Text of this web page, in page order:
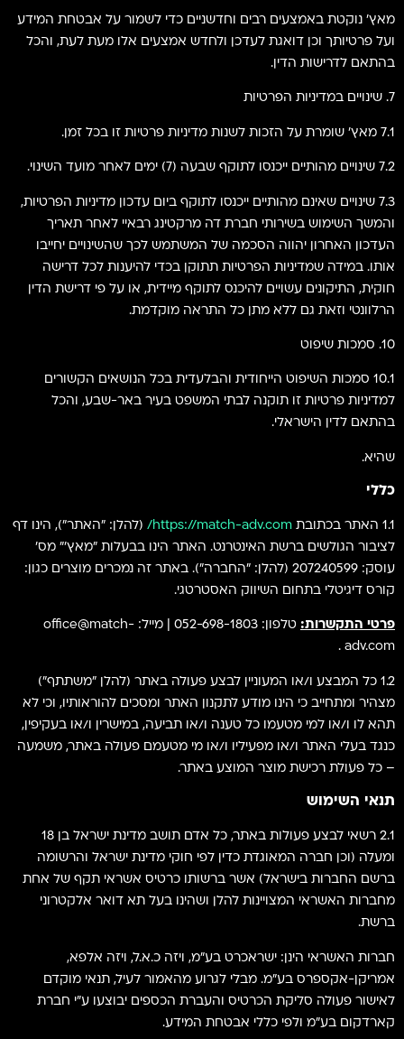
מאץ' נוקטת באמצעים רבים וחדשניים כדי לשמור על אבטחת המידע
ועל פרטיותך וכן דואגת לעדכן ולחדש אמצעים אלו מעת לעת, והכל
בהתאם לדרישות הדין.
7. שינויים במדיניות הפרטיות
7.1 מאץ' שומרת על הזכות לשנות מדיניות פרטיות זו בכל זמן.
7.2 שינויים מהותיים ייכנסו לתוקף שבעה (7) ימים לאחר מועד השינוי.
7.3 שינויים שאינם מהותיים ייכנסו לתוקף ביום עדכון מדיניות הפרטיות,
והמשך השימוש בשירותי חברת דה מרקטינג רבאיי לאחר תאריך
העדכון האחרון יהווה הסכמה של המשתמש לכך שהשינויים יחייבו
אותו. במידה שמדיניות הפרטיות תתוקן בכדי להיענות לכל דרישה
חוקית, התיקונים עשויים להיכנס לתוקף מיידית, או על פי דרישת הדין
הרלוונטי וזאת גם ללא מתן כל התראה מוקדמת.
10. סמכות שיפוט
10.1 סמכות השיפוט הייחודית והבלעדית בכל הנושאים הקשורים
למדיניות פרטיות זו תוקנה לבתי המשפט בעיר באר-שבע, והכל
בהתאם לדין הישראלי.
שהיא.
כללי
1.1 האתר בכתובת https://match-adv.com/
(להלן: "האתר"), הינו דף
לציבור הגולשים ברשת האינטרנט. האתר הינו בבעלות "מאץ'" מס'
עוסק: 207240599 (להלן: ״החברה״). באתר זה נמכרים מוצרים כגון:
קורס דיגיטלי בתחום השיווק האסטרטגי.
פרטי התקשרות: טלפון: 052-698-1803 | מייל:
office@match-
adv.com
.
1.2 כל המבצע ו/או המעוניין לבצע פעולה באתר (להלן "משתתף")
מצהיר ומתחייב כי הינו מודע לתקנון האתר ומסכים להוראותיו, וכי לא
תהא לו ו/או למי מטעמו כל טענה ו/או תביעה, במישרין ו/או בעקיפין,
כנגד בעלי האתר ו/או מפעיליו ו/או מי מטעמם פעולה באתר, משמעה
– כל פעולת רכישת מוצר המוצע באתר.
תנאי השימוש
2.1 רשאי לבצע פעולות באתר, כל אדם תושב מדינת ישראל בן 18
ומעלה (וכן חברה המאוגדת כדין לפי חוקי מדינת ישראל והרשומה
ברשם החברות בישראל) אשר ברשותו כרטיס אשראי תקף של אחת
מחברות האשראי המצויינות להלן ושהינו בעל תא דואר אלקטרוני
ברשת.
חברות האשראי הינן: ישראכרט בע"מ, ויזה כ.א.ל, ויזה אלפא,
אמריקן-אקספרס בע"מ. מבלי לגרוע מהאמור לעיל, תנאי מוקדם
לאישור פעולה סליקת הכרטיס והעברת הכספים יבוצעו ע"י חברת
קארדקום בע״מ ולפי כללי אבטחת המידע.